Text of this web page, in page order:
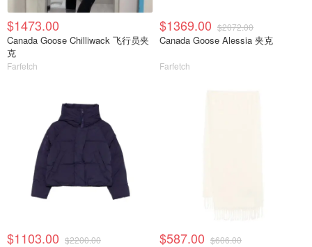
$1473.00
Canada Goose Chilliwack 飞行员夹
克
Farfetch
$1369.00 $2072.00
Canada Goose Alessia 夹克
Farfetch
$1103.00 $2200.00 $587.00 $606.00